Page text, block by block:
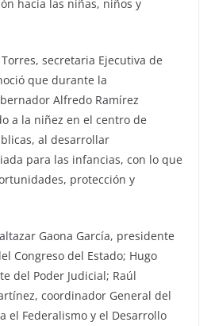
hacia las niñas, niños y
secretaria Ejecutiva de
que durante la
Alfredo Ramírez
a la niñez en el centro de
al desarrollar
para las infancias, con lo que
protección y
Gaona García, presidente
Congreso del Estado; Hugo
del Poder Judicial; Raúl
coordinador General del
el Federalismo y el Desarrollo